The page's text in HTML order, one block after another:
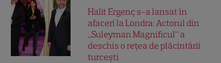
Halit Ergenç s-a lansat în
afaceri la Londra: Actorul din
„Suleyman Magnificul” a
deschis o rețea de plăcintării
turcești